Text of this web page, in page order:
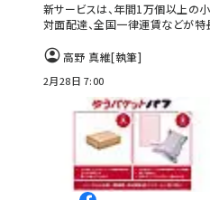
新サービスは、年間1万個以上の
対面配達、全国一律運賃などが特
高野 真維[執筆]
2月28日 7:00